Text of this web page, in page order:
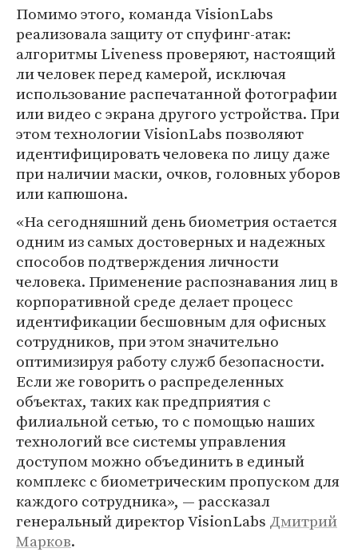
Помимо этого, команда VisionLabs
реализовала защиту от спуфинг-атак:
алгоритмы Liveness проверяют, настоящий
ли человек перед камерой, исключая
использование распечатанной фотографии
или видео с экрана другого устройства. При
этом технологии VisionLabs позволяют
идентифицировать человека по лицу даже
при наличии маски, очков, головных уборов
или капюшона.
«На сегодняшний день биометрия остается
одним из самых достоверных и надежных
способов подтверждения личности
человека. Применение распознавания лиц в
корпоративной среде делает процесс
идентификации бесшовным для офисных
сотрудников, при этом значительно
оптимизируя работу служб безопасности.
Если же говорить о распределенных
объектах, таких как предприятия с
филиальной сетью, то с помощью наших
технологий все системы управления
доступом можно объединить в единый
комплекс с биометрическим пропуском для
каждого сотрудника», — рассказал
генеральный директор VisionLabs Дмитрий
Марков.